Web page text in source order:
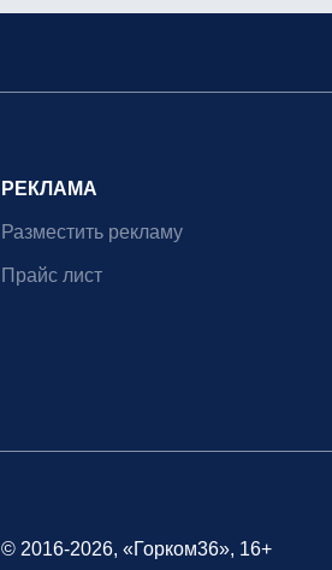
РЕКЛАМА
Разместить рекламу
Прайс лист
© 2016-2026, «Горком36», 16+